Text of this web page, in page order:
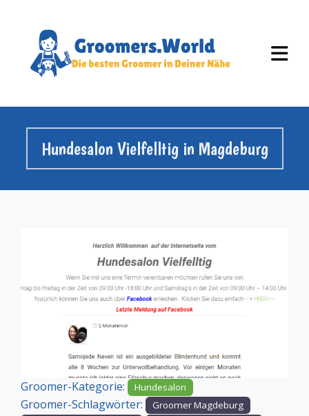
Hundesalon Vielfelltig in Magdeburg
Groomer-Kategorie: Hundesalon
Groomer-Schlagwörter:
Groomer Magdeburg